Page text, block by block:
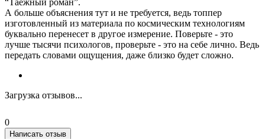
А больше объяснения тут и не требуется, ведь топпер
изготовленный из материала по космическим технологиям
буквально перенесет в другое измерение. Поверьте - это
лучше тысячи психологов, проверьте - это на себе лично. Ведь
передать словами ощущения, даже близко будет сложно.
Загрузка отзывов...
0
Написать отзыв